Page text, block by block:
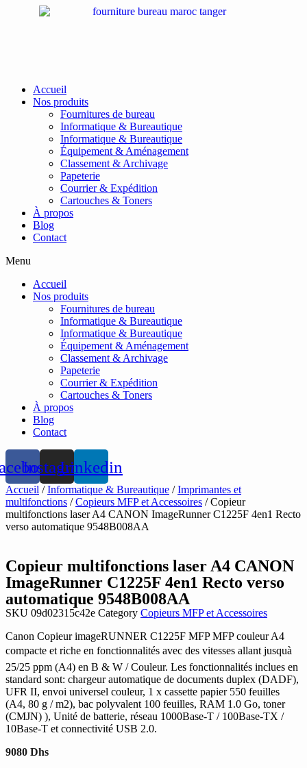
Accueil
Nos produits
Fournitures de bureau
Informatique & Bureautique
Informatique & Bureautique
Équipement & Aménagement
Classement & Archivage
Papeterie
Courrier & Expédition
Cartouches & Toners
À propos
Blog
Contact
Menu
Accueil
Nos produits
Fournitures de bureau
Informatique & Bureautique
Informatique & Bureautique
Équipement & Aménagement
Classement & Archivage
Papeterie
Courrier & Expédition
Cartouches & Toners
À propos
Blog
Contact
InstagramLinkedin
Accueil /Informatique & Bureautique /Imprimantes et
multifonctions /Copieurs MFP et Accessoires / Copieur
multifonctions laser A4 CANON ImageRunner C1225F 4en1 Recto
verso automatique 9548B008AA
Copieur multifonctions laser A4 CANON
ImageRunner C1225F 4en1 Recto verso
automatique 9548B008AA
SKU 09d02315c42e Category Copieurs MFP et Accessoires
Canon Copieur imageRUNNER C1225F MFP MFP couleur A4
compacte et riche en fonctionnalités avec des vitesses allant jusquà
25/25 ppm (A4) en B & W / Couleur. Les fonctionnalités inclues en
standard sont: chargeur automatique de documents duplex (DADF),
UFR II, envoi universel couleur, 1 x cassette papier 550 feuilles
(A4, 80 g / m2), bac polyvalent 100 feuilles, RAM 1.0 Go, toner
(CMJN) ), Unité de batterie, réseau 1000Base-T / 100Base-TX /
10Base-T et connectivité USB 2.0.
9080 Dhs